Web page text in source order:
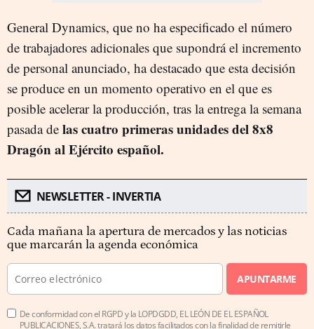
General Dynamics, que no ha especificado el número
de trabajadores adicionales que supondrá el incremento
de personal anunciado, ha destacado que esta decisión
se produce en un momento operativo en el que es
posible acelerar la producción, tras la entrega la semana
pasada de las cuatro primeras unidades del 8x8
Dragón al Ejército español.
NEWSLETTER - INVERTIA
Cada mañana la apertura de mercados y las noticias
que marcarán la agenda económica
APUNTARME
De conformidad con el RGPD y la LOPDGDD, EL LEÓN DE EL ESPAÑOL
PUBLICACIONES, S.A. tratará los datos facilitados con la finalidad de remitirle